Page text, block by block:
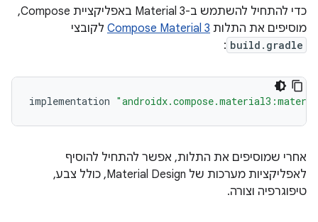
כדי להתחיל להשתמש ב-Material 3 באפליקציית Compose,
מוסיפים את התלות Compose Material 3 לקובצי
build.gradle
:
implementation
אחרי שמוסיפים את התלות, אפשר להתחיל להוסיף
לאפליקציות מערכות של Material Design, כולל צבע,
טיפוגרפיה וצורה.